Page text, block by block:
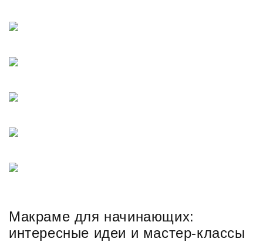
Макраме для начинающих:
интересные идеи и мастер-классы